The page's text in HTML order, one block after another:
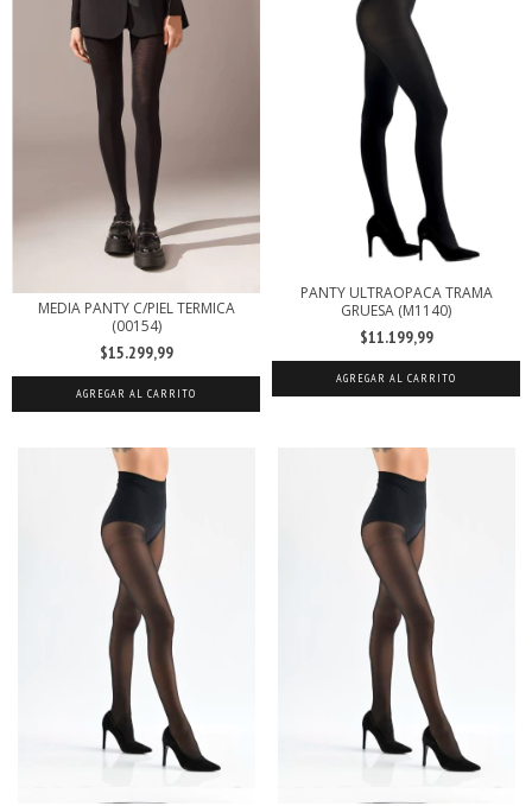
MEDIA PANTY C/PIEL TERMICA
(00154)
$15.299,99
AGREGAR AL CARRITO
PANTY ULTRAOPACA TRAMA
GRUESA (M1140)
$11.199,99
AGREGAR AL CARRITO